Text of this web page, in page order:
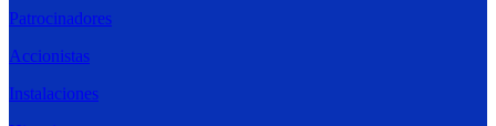
Patrocinadores
Accionistas
Instalaciones